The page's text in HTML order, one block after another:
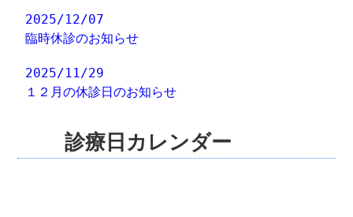
2025/12/07
臨時休診のお知らせ
2025/11/29
１２月の休診日のお知らせ
診療日カレンダー